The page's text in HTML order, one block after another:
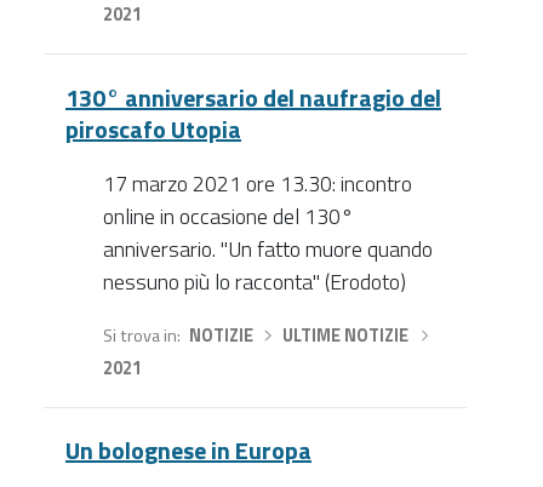
2021
130° anniversario del naufragio del
piroscafo Utopia
17 marzo 2021 ore 13.30: incontro
online in occasione del 130°
anniversario. "Un fatto muore quando
nessuno più lo racconta" (Erodoto)
Si trova in NOTIZIE› ULTIME NOTIZIE
2021
Un bolognese in Europa